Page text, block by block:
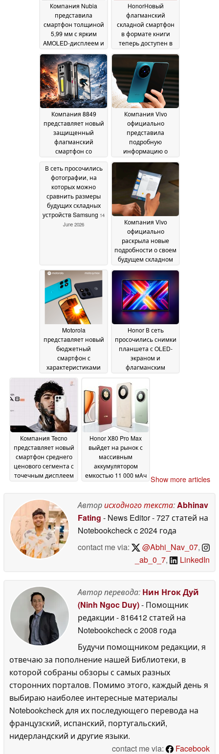
Компания Nubia
представила
смартфон толщиной
5,99 мм с ярким
AMOLED-дисплеем и
камерой09 July 2026
HonorНовый
флагманский
складной смартфон
в формате книги
теперь доступен в
01 July 2026
Компания 8849
представляет новый
защищенный
флагманский
смартфон со
проектором с
разрешением 2K
June 2026
Компания Vivo
официально
представила
подробную
информацию о
Zeiss для нового
складного
смартфона
16 June 2026
В сеть просочились
фотографии, на
которых можно
сравнить размеры
будущих складных
устройств Samsung 14
June 2026
Компания Vivo
официально
раскрыла новые
подробности о своем
будущем складном
13 June 2026
Motorola
представляет новый
бюджетный
смартфон с
характеристиками
12 June 2026
Honor В сеть
просочились снимки
планшета с OLED-
экраном и
флагманским
Snapdragon
Компания Tecno
представляет новый
смартфон среднего
ценового сегмента с
точечным дисплеем
12 June 2026
Honor X80 Pro Max
выйдет на рынок с
массивным
аккумулятором
емкостью 11 000 мАч Show more articles
Авторисходного текста: Abhinav
Fating - News Editor- 727 статей на
Notebookcheckc 2024 года
contact me via:
@Abhi_Nav_07,
_ab_0_7, LinkedIn
Автор перевода: Нин Нгок Дуй
(Ninh Ngoc Duy)- Помощник
редакции - 816412 статей на
Notebookcheckc 2008 года
Будучи помощником редакции, я
отвечаю за пополнение нашей Библиотеки, в
которой собраны обзоры с самых разных
сторонних порталов. Помимо этого, каждый день я
выбираю наиболее интересные материалы
Notebookcheck для их последующего перевода на
французский, испанский, португальский,
нидерландский и другие языки.
contact me via:
Facebook